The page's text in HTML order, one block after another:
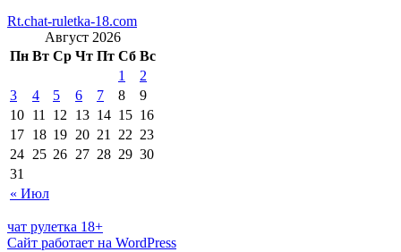
Rt.chat-ruletka-18.com
Август 2026
Пн Вт Ср Чт Пт Сб Вс
« Июл
1
2
3
4 5 6 7 8
9
10 11 12 13 14 15 16
17 18 19 20 21 22 23
24 25 26 27 28 29 30
31
чат рулетка 18+
Сайт работает на WordPress